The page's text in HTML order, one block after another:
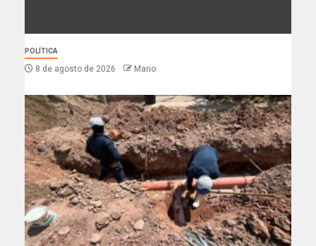
POLÍTICA
8 de agosto de 2026 Mario